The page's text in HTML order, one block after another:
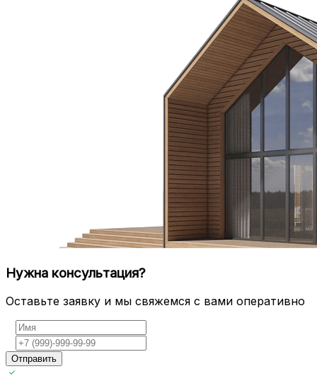
Нужна консультация?
Оставьте заявку и мы свяжемся с вами оперативно
Отправить